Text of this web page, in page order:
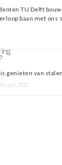
TU Delft
baan met ons
genieten van
2021